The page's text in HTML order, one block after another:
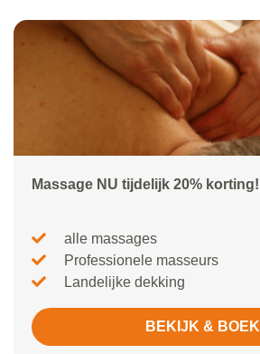
Massage NU tijdelijk 20% korting!
alle massages
Professionele masseurs
Landelijke dekking
BEKIJK & BOEK